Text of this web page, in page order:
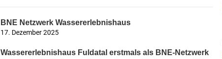
BNE Netzwerk Wassererlebnishaus
17. Dezember 2025
Wassererlebnishaus Fuldatal erstmals als BNE‑Netzwerk